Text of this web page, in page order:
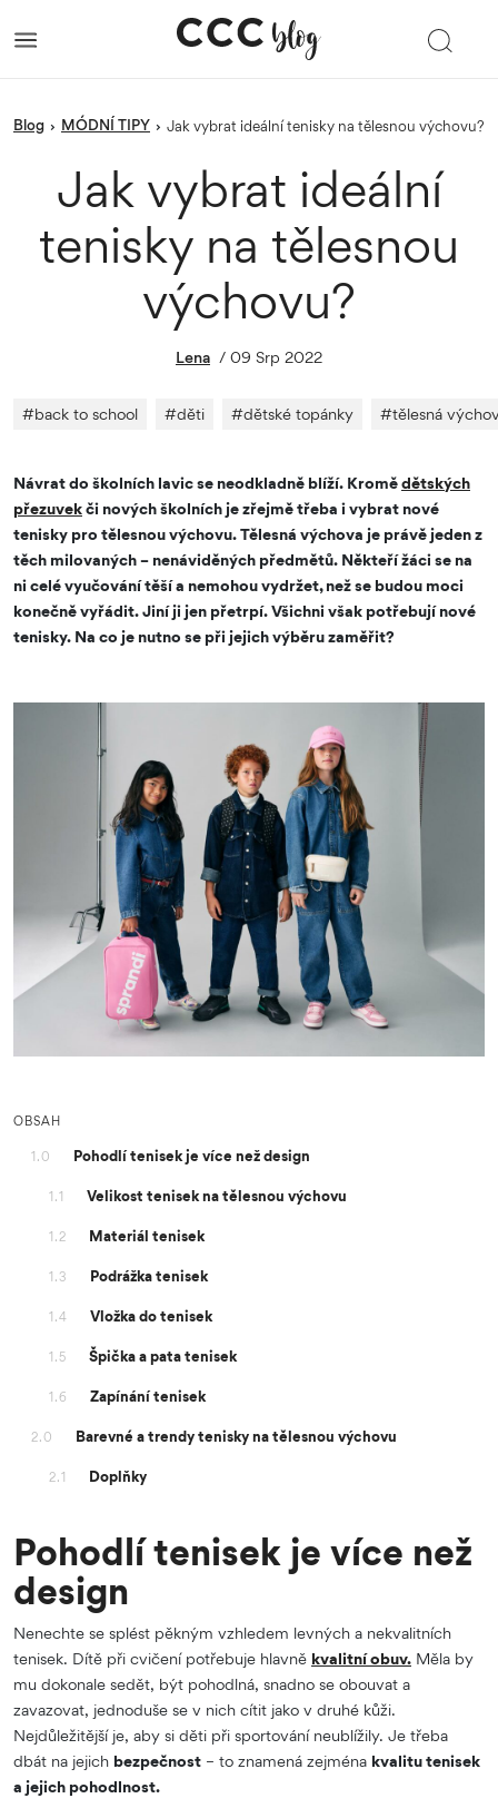
blog › MÓDNÍ TIPY › Jak vybrat ideální tenisky na tělesnou výchovu?
Jak vybrat ideální
tenisky na tělesnou
výchovu?
Lena / 09 Srp 2022
#back to school #děti #dětské topánky #tělesná
Návrat do školních lavic se neodkladně blíží. Kromědětských
přezuvekči nových školních je zřejmě třeba i vybrat nové
tenisky pro tělesnou výchovu. Tělesná výchova je právě jeden z
těch milovaných – nenáviděných předmětů. Někteří žáci se na
ni celé vyučování těší a nemohou vydržet, než se budou moci
konečně vyřádit. Jiní ji jen přetrpí. Všichni však potřebují nové
tenisky. Na co je nutno se při jejich výběru zaměřit?
OBSAH
1.0 Pohodlí tenisek je více než design
1.1 Velikost tenisek na tělesnou výchovu
1.2 Materiál tenisek
1.3 Podrážka tenisek
1.4 Vložka do tenisek
1.5 Špička a pata tenisek
1.6 Zapínání tenisek
2.0 Barevné a trendy tenisky na tělesnou výchovu
2.1 Doplňky
Pohodlí tenisek je více než
design
Nenechte se splést pěkným vzhledem levných a nekvalitních
tenisek. Dítě při cvičení potřebuje hlavně kvalitní obuv. Měla by
mu dokonale sedět, být pohodlná, snadno se obouvat a
zavazovat, jednoduše se v nich cítit jako v druhé kůži.
Nejdůležitější je, aby si děti při sportování neublížily. Je třeba
dbát na jejich bezpečnost – to znamená zejména kvalitu tenisek
a jejich pohodlnost.